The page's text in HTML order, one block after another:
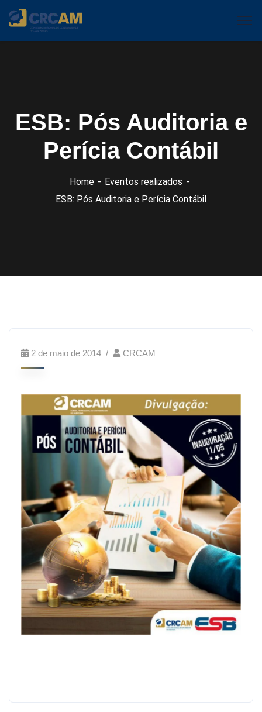
ESB: Pós Auditoria e
Perícia Contábil
Home
Eventos realizados
ESB: Pós Auditoria e Perícia Contábil
2 de maio de 2014 CRCAM